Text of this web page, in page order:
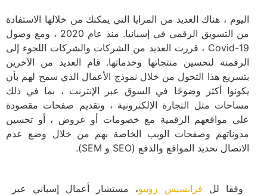
اليوم ، هناك العديد من المزايا التي يمكنك من خلالها الاستفادة
من التسويق الرقمي في إسبانيا. منذ عام 2020 ، ومع وصول
Covid-19 ، قررت العديد من الشركات والشركات اللجوء إلى
الرقمنة لتحسين منتجاتها وخدماتها. قام العديد من الآخرين
بتسريع هذا التحول من خلال نموذج الأعمال الذي سمح لهم بأن
يكونوا أكثر وضوحًا في السوق عبر الإنترنت ، بما في ذلك
مساحات مثل التجارة الإلكترونية ، وتقديم صفحات مقصودة
على مواقعهم الرقمية مع خصومات أو عروض ، أو تحسين
مدوناتهم وصفحات الويب الخاصة بهم من خلال وضع عدم
الاتصال تحديد المواقع والدفع (SEO و SEM).
وفقا لل فرانسيس روبيو، مستشار أعمال إسباني عبر